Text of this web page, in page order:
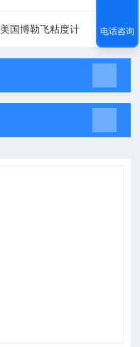
美国博勒飞粘度计 NEW DV1 粘度计
电话咨询